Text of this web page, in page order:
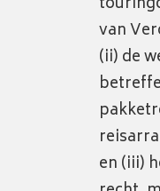
van
(ii) de
en (iii)